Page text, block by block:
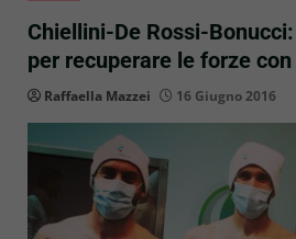
Chiellini-De Rossi-
per recuperare le forze
Raffaella Mazzei 16 Giugno 2016